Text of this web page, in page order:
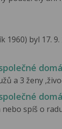
byl 17.
a 3 ženy
spíš o